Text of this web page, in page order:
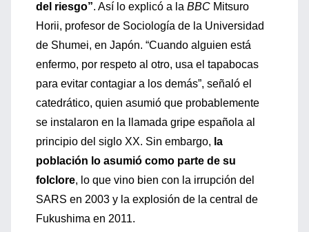
del riesgo”. Así lo explicó a la BBC Mitsuro
Horii, profesor de Sociología de la Universidad
de Shumei, en Japón. “Cuando alguien está
enfermo, por respeto al otro, usa el tapabocas
para evitar contagiar a los demás”, señaló el
catedrático, quien asumió que probablemente
se instalaron en la llamada gripe española al
principio del siglo XX. Sin embargo, la
población lo asumió como parte de su
folclore, lo que vino bien con la irrupción del
SARS en 2003 y la explosión de la central de
Fukushima en 2011.